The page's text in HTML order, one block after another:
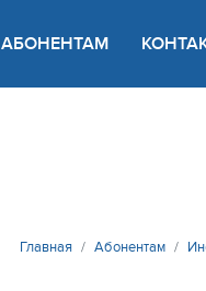
Версия для
АБОНЕНТАМ
Главная Абонентам